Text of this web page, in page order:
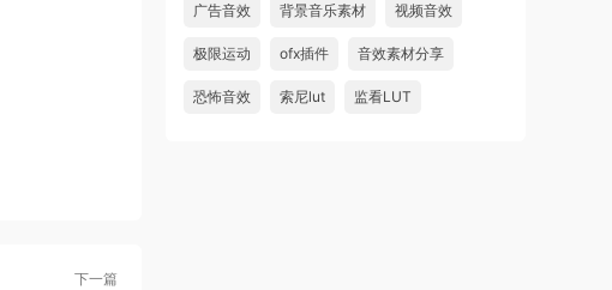
下一篇
广告音效 背景音乐素材 视频音效
极限运动 ofx插件 音效素材分享
恐怖音效 索尼lut 监看LUT